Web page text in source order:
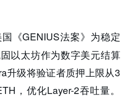
国《GENIUS法案》为稳定
以太坊作为数字美元结算
升级将验证者质押上限从3
，优化Layer-2吞吐量。